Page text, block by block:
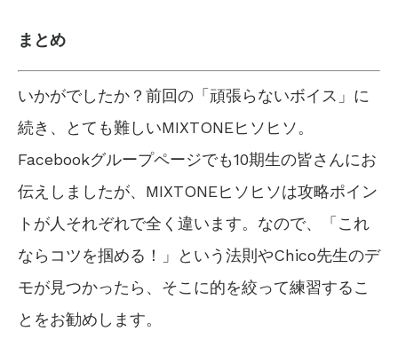
まとめ
いかがでしたか？前回の 「頑張らないボイス」に
続き、とても難しいMIXTONEヒソヒソ。
Facebookグループページでも10期生の皆さんにお
伝えしましたが、MIXTONEヒソヒソは攻略ポイン
トが人それぞれで全く違います。なので、「これ
ならコツを掴める！」という法則やChico先生のデ
モが見つかったら、そこに的を絞って練習するこ
とをお勧めします。